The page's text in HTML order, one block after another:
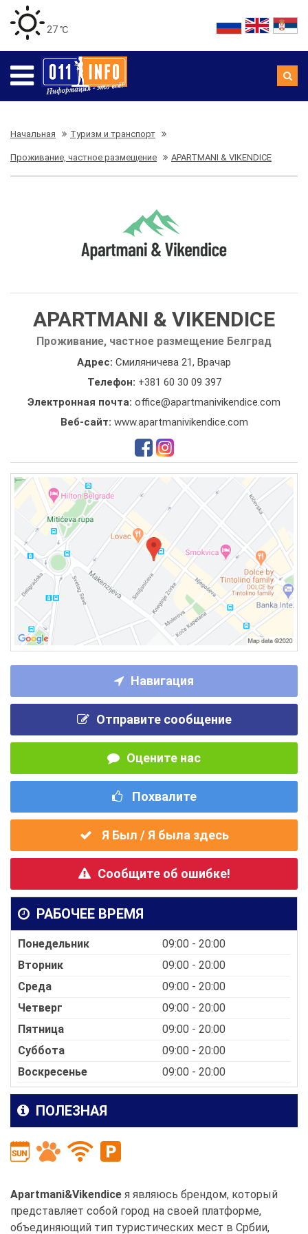
27 ℃
Начальная Туризм и транспорт
Проживание, частное размещение APARTMANI & VIKENDICE
APARTMANI & VIKENDICE
Проживание, частное размещение Белград
Адрес: Смиляничева 21, Врачар
Телефон: +381 60 30 09 397
Электронная почта: office@apartmanivikendice.com
Веб-сайт: www.apartmanivikendice.com
Навигация
Отправите сообщение
Оцените нас
Похвалите
Я Был / Я была здесь
Сообщите об ошибке!
РАБОЧЕЕ ВРЕМЯ
Понедельник
09:00 - 20:00
Вторник
09:00 - 20:00
Среда
09:00 - 20:00
Четверг
09:00 - 20:00
Пятница
09:00 - 20:00
Суббота
09:00 - 20:00
Воскресенье
09:00 - 20:00
ПОЛЕЗНАЯ
Apartmani&Vikendice я являюсь брендом, который
представляет собой город на своей платформе,
объединяющий тип туристических мест в Србии,